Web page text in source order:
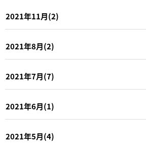
2021年11月(2)
2021年8月(2)
2021年7月(7)
2021年6月(1)
2021年5月(4)